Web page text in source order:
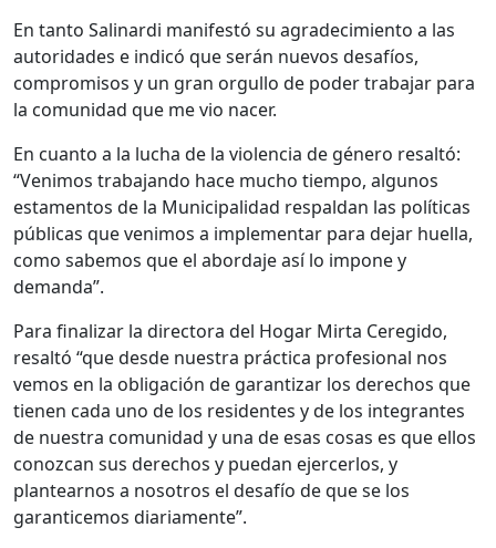
En tanto Salinardi manifestó su agradecimiento a las
autoridades e indicó que serán nuevos desafíos,
compromisos y un gran orgullo de poder trabajar para
la comunidad que me vio nacer.
En cuanto a la lucha de la violencia de género resaltó:
“Venimos trabajando hace mucho tiempo, algunos
estamentos de la Municipalidad respaldan las políticas
públicas que venimos a implementar para dejar huella,
como sabemos que el abordaje así lo impone y
demanda”.
Para finalizar la directora del Hogar Mirta Ceregido,
resaltó “que desde nuestra práctica profesional nos
vemos en la obligación de garantizar los derechos que
tienen cada uno de los residentes y de los integrantes
de nuestra comunidad y una de esas cosas es que ellos
conozcan sus derechos y puedan ejercerlos, y
plantearnos a nosotros el desafío de que se los
garanticemos diariamente”.